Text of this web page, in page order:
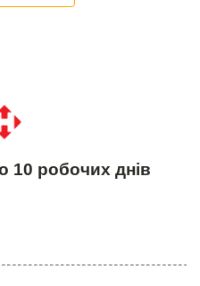
10 робочих днів